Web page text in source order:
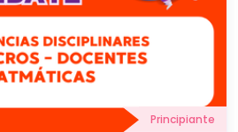
Principiante